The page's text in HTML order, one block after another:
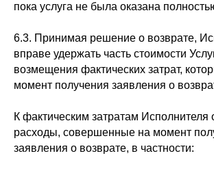
пока услуга не была оказана
6.3. Принимая решение о возврате,
вправе удержать часть стоимости
возмещения фактических затрат,
момент получения заявления о
К фактическим затратам Исполнителя
расходы, совершенные на момент
заявления о возврате, в частности: